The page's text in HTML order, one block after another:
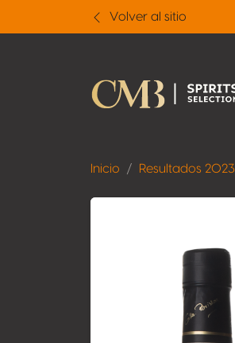
Volver al sitio
Inicio Resultados 2023